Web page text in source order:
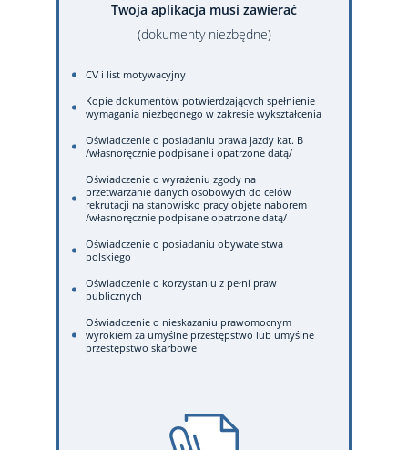
Twoja aplikacja musi zawierać
(dokumenty niezbędne)
CV i list motywacyjny
Kopie dokumentów potwierdzających spełnienie
wymagania niezbędnego w zakresie wykształcenia
Oświadczenie o posiadaniu prawa jazdy kat. B
/własnoręcznie podpisane i opatrzone datą/
Oświadczenie o wyrażeniu zgody na
przetwarzanie danych osobowych do celów
rekrutacji na stanowisko pracy objęte naborem
/własnoręcznie podpisane opatrzone datą/
Oświadczenie o posiadaniu obywatelstwa
polskiego
Oświadczenie o korzystaniu z pełni praw
publicznych
Oświadczenie o nieskazaniu prawomocnym
wyrokiem za umyślne przestępstwo lub umyślne
przestępstwo skarbowe